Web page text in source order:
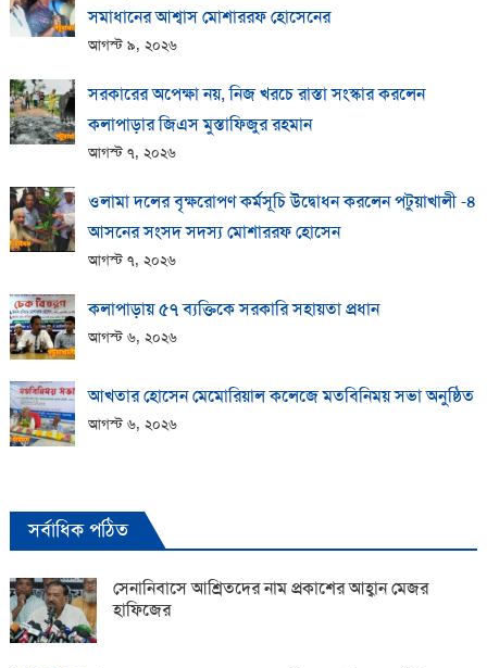
সমাধানের আশ্বাস মোশাররফ হোসেনের
আগস্ট ৯, ২০২৬
সরকারের অপেক্ষা নয়, নিজ খরচে রাস্তা সংস্কার করলেন
কলাপাড়ার জিএস মুস্তাফিজুর রহমান
আগস্ট ৭, ২০২৬
ওলামা দলের বৃক্ষরোপণ কর্মসূচি উদ্বোধন করলেন পটুয়াখালী -৪
আসনের সংসদ সদস্য মোশাররফ হোসেন
আগস্ট ৭, ২০২৬
কলাপাড়ায় ​৫৭ ব্যক্তিকে সরকারি সহায়তা প্রধান
আগস্ট ৬, ২০২৬
আখতার হোসেন মেমোরিয়াল কলেজে মতবিনিময় সভা অনুষ্ঠিত
আগস্ট ৬, ২০২৬
সর্বাধিক পঠিত
সেনানিবাসে আশ্রিতদের নাম প্রকাশের আহ্বান মেজর
হাফিজের